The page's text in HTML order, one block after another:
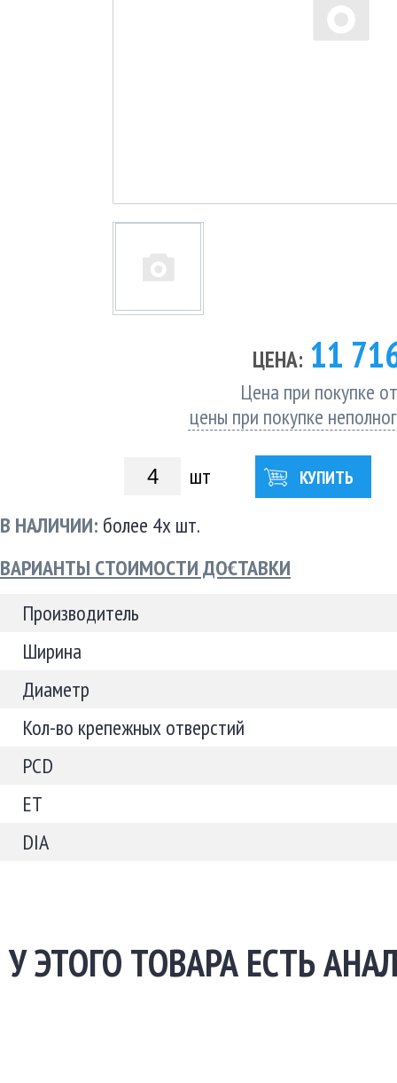
ЦЕНА: 11
Цена при покупке
цены при покупке
шт КУПИТЬ
В НАЛИЧИИ: более 4х шт.
ВАРИАНТЫ СТОИМОСТИ ДОСТАВКИ
Производитель
Ширина
Диаметр
Кол-во крепежных отверстий
PCD
ET
DIA
У ЭТОГО ТОВАРА ЕСТЬ